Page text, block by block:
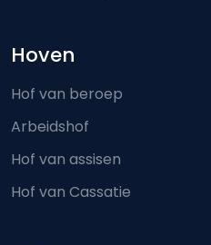
Hoven
Hof van beroep
Arbeidshof
Hof van assisen
Hof van Cassatie